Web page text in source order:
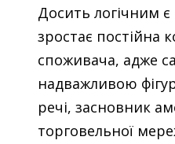
Досить логічним
зростає постійна
споживача, адже
надважливою
речі, засновник
торговельної